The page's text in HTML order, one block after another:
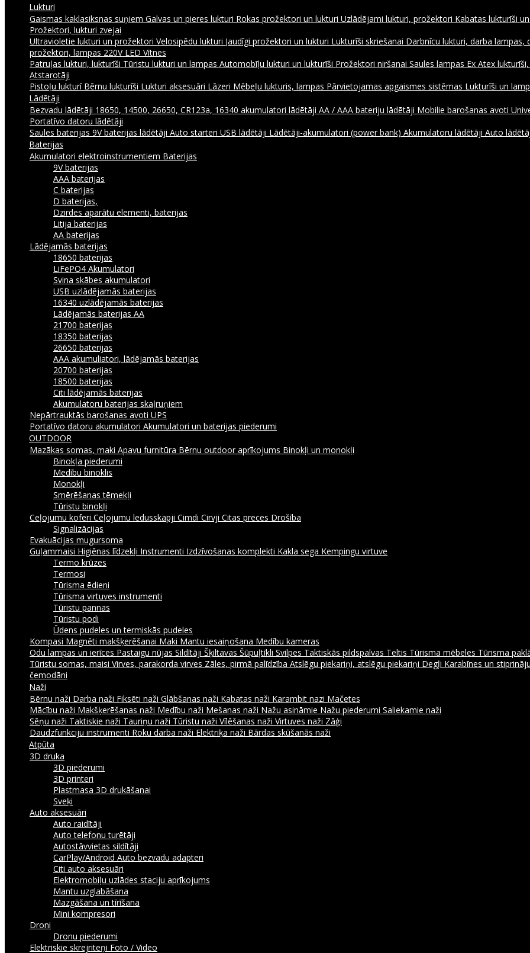
Lukturi
Gaismas kaklasiksnas suņiem Galvas un pieres lukturi Rokas prožektori un lukturi Uzlādējami lukturi, prožektori Kabatas lukturīši
Prožektori, lukturi zvejai
Ultravioletie lukturi un prožektori Velosipēdu lukturi Jaudīgi prožektori un lukturi Lukturīši skriešanai Darbnīcu lukturi, darba lampas,
prožektori, lampas 220V LED Vītnes
Patruļas lukturi, lukturīši Tūristu lukturi un lampas Automobīļu lukturi un lukturīši Prožektori niršanai Saules lampas Ex Atex
Atstarotāji
Pistoļu lukturī Bērnu lukturīši Lukturi aksesuāri Lāzeri Mēbeļu lukturis, lampas Pārvietojamas apgaismes sistēmas Lukturīši un
Lādētāji
Bezvadu lādētāji 18650, 14500, 26650, CR123a, 16340 akumulatori lādētāji AA / AAA bateriju lādētāji Mobilie barošanas avoti
Portatīvo datoru lādētāji
Saules baterijas 9V baterijas lādētāji Auto starteri USB lādētāji Lādētāji-akumulatori (power bank) Akumulatoru lādētāji Auto
Baterijas
Akumulatori elektroinstrumentiem Baterijas
9V baterijas
AAA baterijas
C baterijas
D baterijas,
Dzirdes aparātu elementi, baterijas
Litija baterijas
AA baterijas
Lādējamās baterijas
18650 baterijas
LiFePO4 Akumulatori
Svina skābes akumulatori
USB uzlādējamās baterijas
16340 uzlādējamās baterijas
Lādējamās baterijas AA
21700 baterijas
18350 baterijas
26650 baterijas
AAA akumuliatori, lādējamās baterijas
20700 baterijas
18500 baterijas
Citi lādējamās baterijas
Akumulatoru baterijas skaļruņiem
Nepārtrauktās barošanas avoti UPS
Portatīvo datoru akumulatori Akumulatori un baterijas piederumi
OUTDOOR
Mazākas somas, maki Apavu furnitūra Bērnu outdoor aprīkojums Binokļi un monokļi
Binokļa piederumi
Medību binoklis
Monokļi
Smērēšanas tēmekļi
Tūristu binokļi
Ceļojumu koferi Ceļojumu ledusskapji Cimdi Cirvji Citas preces Drošība
Signalizācijas
Evakuācijas mugursoma
Guļammaisi Higiēnas līdzekļi Instrumenti Izdzīvošanas komplekti Kakla sega Kempingu virtuve
Termo krūzes
Termosi
Tūrisma ēdieni
Tūrisma virtuves instrumenti
Tūristu pannas
Tūristu podi
Ūdens pudeles un termiskās pudeles
Kompasi Magnēti makšķerēšanai Maki Mantu iesaiņošana Medību kameras
Odu lampas un ierīces Pastaigu nūjas Sildītāji Šķiltavas Šūpuļtīkli Svilpes Taktiskās pildspalvas Teltis Tūrisma mēbeles Tūrisma
Tūristu somas, maisi Virves, parakorda virves Zāles, pirmā palīdzība Atslēgu piekariņi, atslēgu piekariņi Degļi Karabīnes un
čemodāni
Naži
Bērnu naži Darba naži Fiksēti naži Glābšanas naži Kabatas naži Karambit nazi Mačetes
Mācību naži Makšķerēšanas naži Medību naži Mešanas naži Nažu asināmie Nažu piederumi Saliekamie naži
Sēņu naži Taktiskie naži Tauriņu naži Tūristu naži Vīlēšanas naži Virtuves naži Zāģi
Daudzfunkciju instrumenti Roku darba naži Elektriķa naži Bārdas skūšanās naži
Atpūta
3D druka
3D piederumi
3D printeri
Plastmasa 3D drukāšanai
Sveķi
Auto aksesuāri
Auto raidītāji
Auto telefonu turētāji
Autostāvvietas sildītāji
CarPlay/Android Auto bezvadu adapteri
Citi auto aksesuāri
Elektromobiļu uzlādes staciju aprīkojums
Mantu uzglabāšana
Mazgāšana un tīrīšana
Mini kompresori
Droni
Dronu piederumi
Elektriskie skrejriteņi Foto / Video